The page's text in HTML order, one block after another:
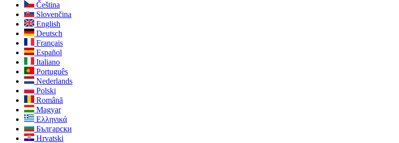
Čeština
Slovenčina
English
Deutsch
Français
Español
Italiano
Português
Nederlands
Polski
Română
Magyar
Ελληνικά
Български
Hrvatski